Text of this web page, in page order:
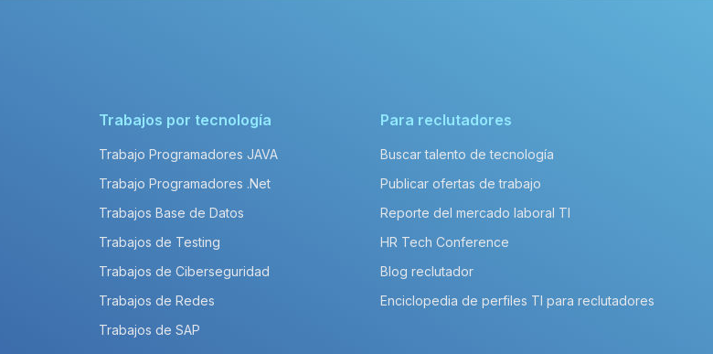
Trabajos por tecnología
Trabajo Programadores JAVA
Trabajo Programadores .Net
Trabajos Base de Datos
Trabajos de Testing
Trabajos de Ciberseguridad
Trabajos de Redes
Trabajos de SAP
Para reclutadores
Buscar talento de tecnología
Publicar ofertas de trabajo
Reporte del mercado laboral TI
HR Tech Conference
Blog reclutador
Enciclopedia de perfiles TI para reclutadores